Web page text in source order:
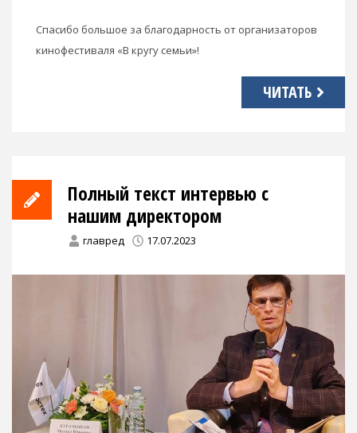
Спасибо большое за благодарность от организаторов
кинофестиваля «В кругу семьи»!
ЧИТАТЬ
Полный текст интервью с
нашим директором
главред 17.07.2023